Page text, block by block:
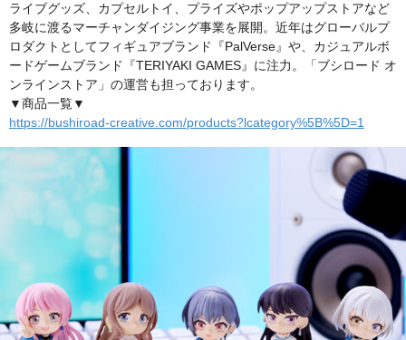
ライブグッズ、カプセルトイ、プライズやポップアップストアなど
多岐に渡るマーチャンダイジング事業を展開。近年はグローバルプ
ロダクトとしてフィギュアブランド『PalVerse』や、カジュアルボ
ードゲームブランド『TERIYAKI GAMES』に注力。「ブシロード オ
ンラインストア」の運営も担っております。
▼商品一覧▼
https://bushiroad-creative.com/products?lcategory%5B%5D=1